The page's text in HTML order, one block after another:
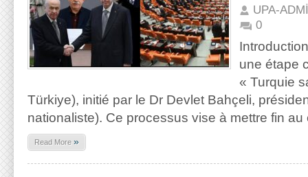
UPA-
0
une étape
« Turquie
Türkiye), initié par le Dr Devlet Bahçeli,
nationaliste). Ce processus vise à mettre fin au
Read More »